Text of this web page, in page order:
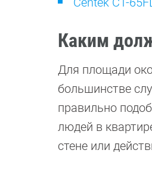
Каким
Для площади
большинстве
правильно
людей в
стене или